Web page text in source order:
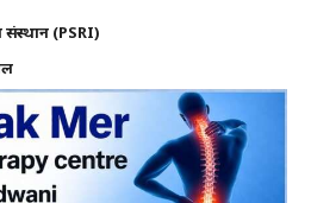
संस्थान (PSRI)